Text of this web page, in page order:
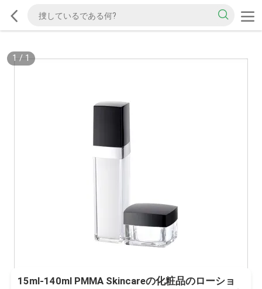
1 / 1
15ml-140ml PMMA Skincareの化粧品のローショ